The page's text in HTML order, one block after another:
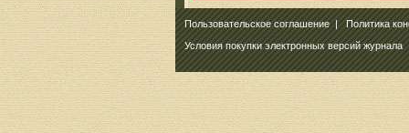
Пользовательское соглашение|Политика
Условия покупки электронных версий журнала